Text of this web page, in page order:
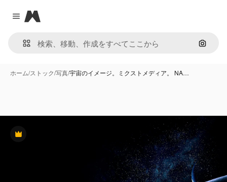
Close menu
Magnific
画像で
ホーム/ストック/写真/宇宙のイメージ。ミクストメディア。 NA…
Premium